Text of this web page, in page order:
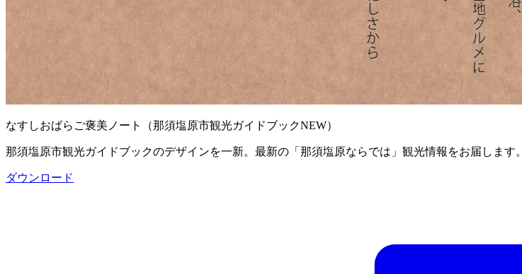
なすしおばらご褒美ノート（那須塩原市観光ガイドブックNEW）
那須塩原市観光ガイドブックのデザインを一新。最新の「那須塩原ならでは」観光情報をお届します。
ダウンロード